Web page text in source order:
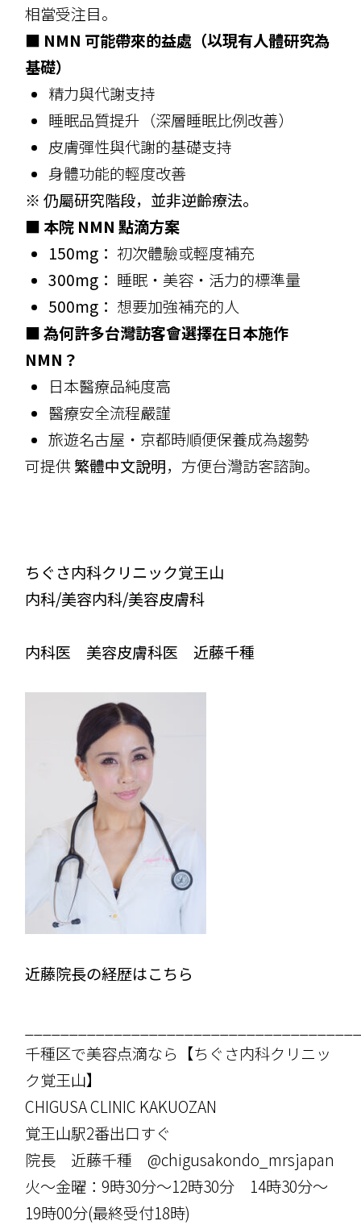
相當受注目。
■ NMN 可能帶來的益處（以現有人體研究為
基礎）
精力與代謝支持
睡眠品質提升（深層睡眠比例改善）
皮膚彈性與代謝的基礎支持
身體功能的輕度改善
※仍屬研究階段，並非逆齡療法。
■ 本院 NMN 點滴方案
150mg： 初次體驗或輕度補充
300mg： 睡眠・美容・活力的標準量
500mg： 想要加強補充的人
■ 為何許多台灣訪客會選擇在日本施作
NMN？
日本醫療品純度高
醫療安全流程嚴謹
旅遊名古屋・京都時順便保養成為趨勢
可提供繁體中文說明，方便台灣訪客諮詢。
ちぐさ内科クリニック覚王山
内科/美容内科/美容皮膚科
内科医 美容皮膚科医 近藤千種
近藤院長の経歴はこちら
千種区で美容点滴なら【ちぐさ内科クリニッ
ク覚王山】
CHIGUSA CLINIC KAKUOZAN
覚王山駅2番出口すぐ
院長 近藤千種 @chigusakondo_mrsjapan
火〜金曜：9時30分〜12時30分 14時30分〜
19時00分(最終受付18時)